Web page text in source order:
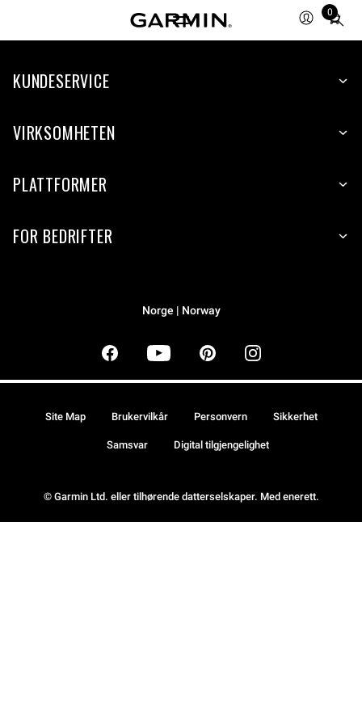
0
Total
items
cart:
KUNDESERVICE
VIRKSOMHETEN
PLATTFORMER
FOR BEDRIFTER
Norge | Norway
© Garmin Ltd. eller tilhørende datterselskaper. Med enerett.
Site Map Brukervilkår Personvern Sikkerhet
Samsvar Digital tilgjengelighet